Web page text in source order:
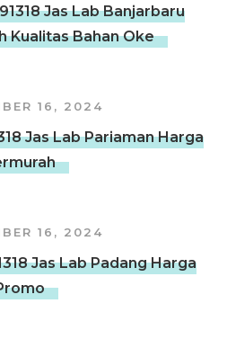
Jas Lab Banjarbaru
Kualitas Bahan Oke
16, 2024
Jas Lab Pariaman Harga
16, 2024
Jas Lab Padang Harga